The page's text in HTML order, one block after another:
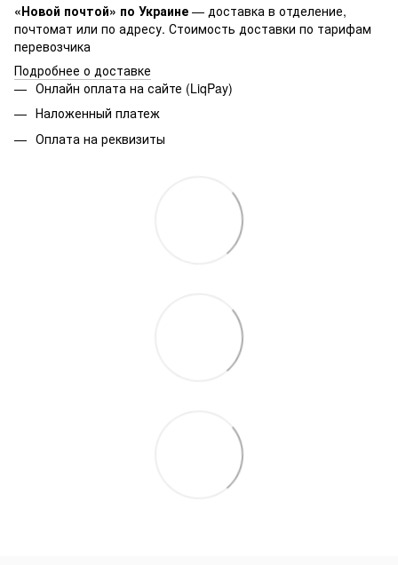
«Новой почтой» по Украине — доставка в отделение,
почтомат или по адресу. Стоимость доставки по тарифам
перевозчика
Подробнее о доставке
Онлайн оплата на сайте (LiqPay)
Наложенный платеж
Оплата на реквизиты